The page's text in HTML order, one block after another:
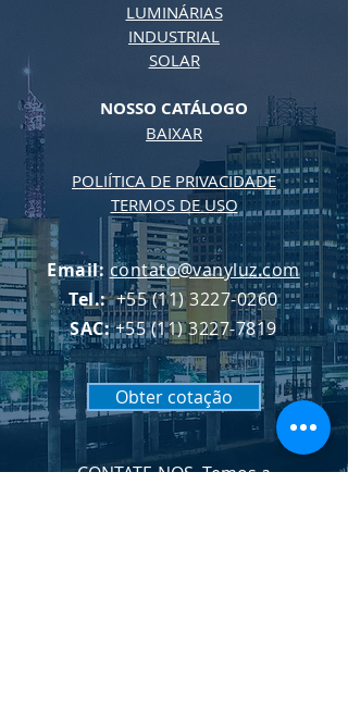
LUMINÁRIAS
INDUSTRIAL
SOLAR
NOSSO CATÁLOGO
BAIXAR
POLIÍTICA DE PRIVACIDADE
TERMOS DE USO
Email: contato@vanyluz.com
Tel.: +55 (11) 3227-0260
SAC: +55 (11) 3227-7819
Obter cotação
CONTATE-NOS. Temos a